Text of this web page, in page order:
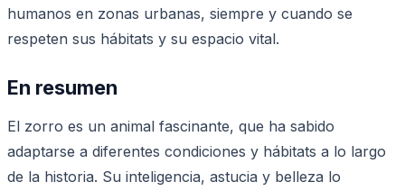
humanos en zonas urbanas, siempre y cuando se
respeten sus hábitats y su espacio vital.
En resumen
El zorro es un animal fascinante, que ha sabido
adaptarse a diferentes condiciones y hábitats a lo largo
de la historia. Su inteligencia, astucia y belleza lo